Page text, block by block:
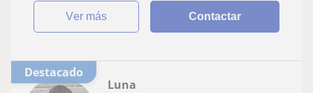
ver más Contactar
Destacado
Luna